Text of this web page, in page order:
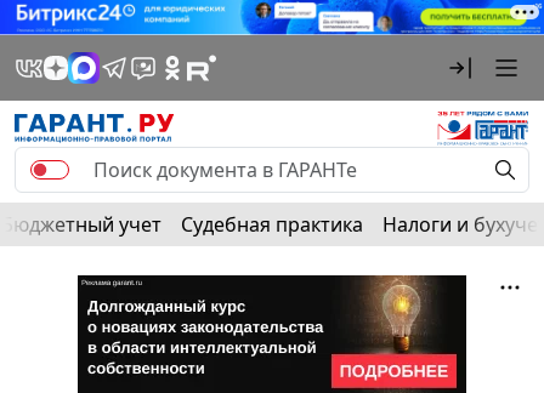
Бюджетный учет Судебная практика Налоги и